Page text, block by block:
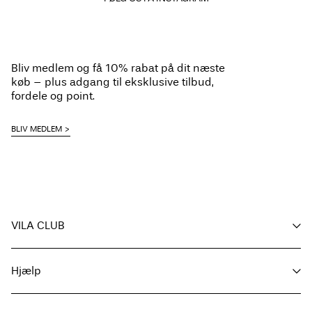
Bliv medlem og få 10% rabat på dit næste
køb – plus adgang til eksklusive tilbud,
fordele og point.
BLIV MEDLEM
VILA CLUB
Bliv medlem
Min konto
Hjælp